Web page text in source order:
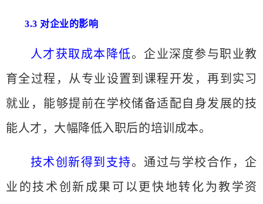
3.3 对企业的影响
人才获取成本降低。企业深度参与职业教
育全过程，从专业设置到课程开发，再到实习
就业，能够提前在学校储备适配自身发展的技
能人才，大幅降低入职后的培训成本。
技术创新得到支持。通过与学校合作，企
业的技术创新成果可以更快地转化为教学资